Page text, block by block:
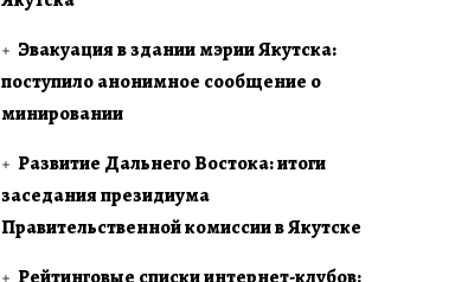
Эвакуация в здании мэрии Якутска:
поступило анонимное сообщение о
минировании
Развитие Дальнего Востока: итоги
заседания президиума
Правительственной комиссии в Якутске